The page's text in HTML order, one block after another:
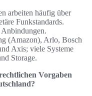
arbeiten häufig über
Funkstandards.
(Amazon), Arlo, Bosch
Axis; viele Systeme
Storage.
Vorgaben